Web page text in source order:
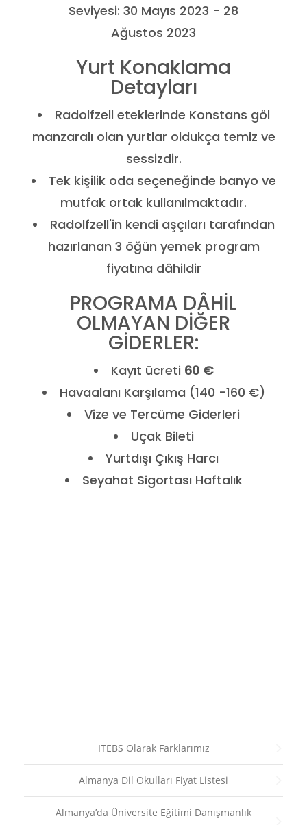
Seviyesi: 30 Mayıs 2023 - 28
Ağustos 2023
Yurt Konaklama
Detayları
Radolfzell eteklerinde Konstans göl
manzaralı olan yurtlar oldukça temiz ve
sessizdir.
Tek kişilik oda seçeneğinde banyo ve
mutfak ortak kullanılmaktadır.
Radolfzell'in kendi aşçıları tarafından
hazırlanan 3 öğün yemek program
fiyatına dâhildir
PROGRAMA DÂHİL
OLMAYAN DİĞER
GİDERLER:
Kayıt ücreti 60 €
Havaalanı Karşılama (140 -160 €)
Vize ve Tercüme Giderleri
Uçak Bileti
Yurtdışı Çıkış Harcı
Seyahat Sigortası Haftalık
ITEBS Olarak Farklarımız
Almanya Dil Okulları Fiyat Listesi
Almanya’da Üniversite Eğitimi Danışmanlık